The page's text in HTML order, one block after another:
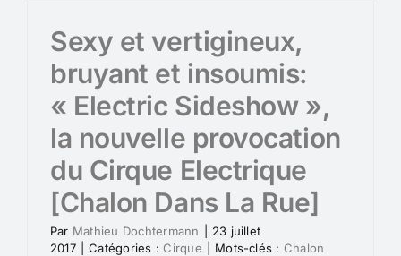
Sexy et vertigineux,
bruyant et insoumis:
« Electric Sideshow »,
la nouvelle provocation
du Cirque Electrique
[Chalon Dans La Rue]
Par Mathieu Dochtermann
23 juillet
2017
Catégories : Cirque Mots-clés : Chalon